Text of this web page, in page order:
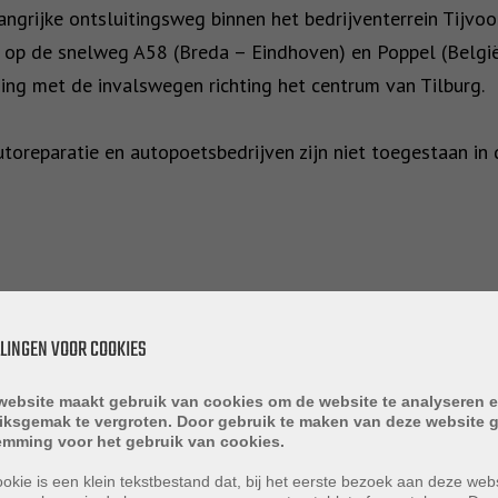
ontsluitingsweg binnen het bedrijventerrein
de snelweg A58 (Breda – Eindhoven) en Poppel
met de invalswegen richting het centrum van Tilburg.
en autopoetsbedrijven zijn niet toegestaan in
van een bedrijfsverzamelcomplex bestaande uit in
opgeleverd. De bedrijfsunits zijn voorzien van
verdiepingsvloer over de gehele verdieping,
elektromotor, houten trap met traphekje en
VOOR COOKIES
maakt gebruik van cookies om de website te analyseren
te vergroten. Door gebruik te maken van deze website
voor het gebruik van cookies.
is een klein tekstbestand dat, bij het eerste bezoek aan deze